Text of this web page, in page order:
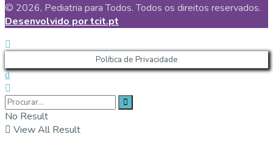
© 2026, Pediatria para Todos. Todos os direitos reservados.
Desenvolvido por tcit.pt
Política de Privacidade
No Result
View All Result